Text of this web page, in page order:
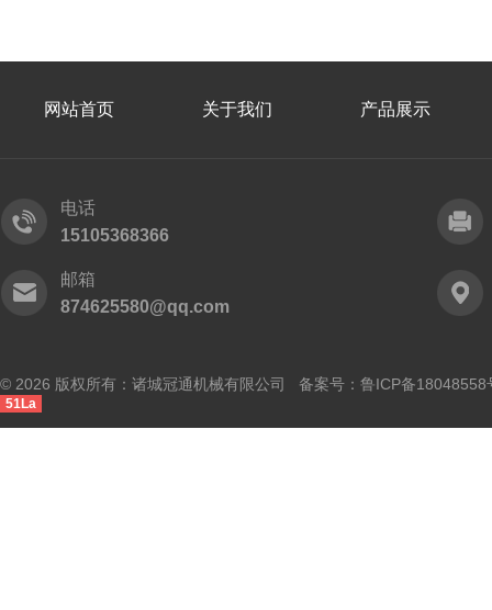
网站首页 关于我们 产品展示
电话
15105368366
邮箱
874625580@qq.com
© 2026 版权所有：诸城冠通机械有限公司 备案号： 鲁ICP备18048558
51La